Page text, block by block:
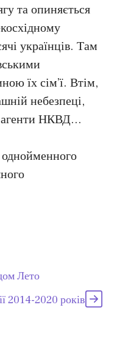
та опиняється
українців. Там
їх сім’ї. Втім,
небезпеці,
агенти НКВД…
Лето
2014-2020 років